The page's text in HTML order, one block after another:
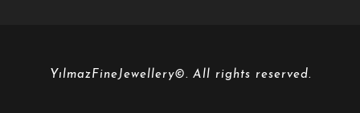
YılmazFineJewellery©. All rights reserved.